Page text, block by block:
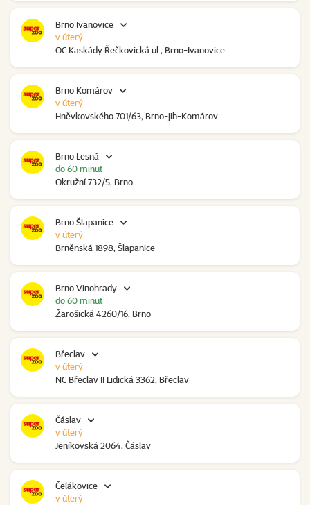
Brno Ivanovice
OC Kaskády Řečkovická ul., Brno-Ivanovice
v úterý
Brno Komárov
Hněvkovského 701/63, Brno-jih-Komárov
v úterý
Brno Lesná
Okružní 732/5, Brno
do 60 minut
Brno Šlapanice
Brněnská 1898, Šlapanice
v úterý
Brno Vinohrady
Žarošická 4260/16, Brno
do 60 minut
Břeclav
NC Břeclav II Lidická 3362, Břeclav
v úterý
Čáslav
Jeníkovská 2064, Čáslav
v úterý
Čelákovice
v úterý